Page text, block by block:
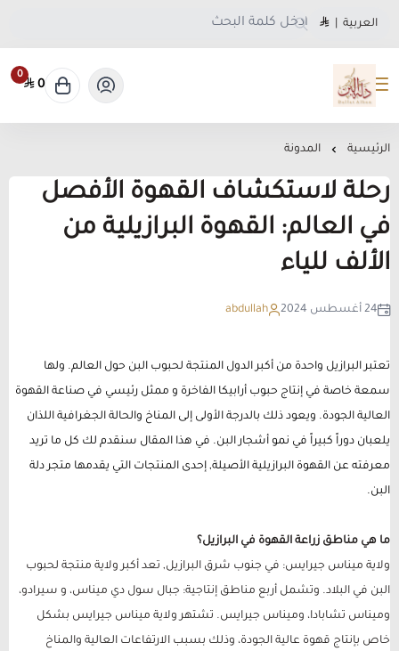
العربية
متجر دلة البن
0
0
الرئيسية المدونة
رحلة لاستكشاف القهوة الأفصل
في العالم: القهوة البرازيلية من
الألف للياء
24 أغسطس 2024 abdullah
تعتبر البرازيل واحدة من أكبر الدول المنتجة لحبوب البن حول العالم. ولها
سمعة خاصة في إنتاج حبوب أرابيكا الفاخرة و ممثل رئيسي في صناعة القهوة
العالية الجودة. ويعود ذلك بالدرجة الأولى إلى المناخ والحالة الجغرافية اللذان
يلعبان دوراً كبيراً في نمو أشجار البن. في هذا المقال سنقدم لك كل ما تريد
معرفته عن القهوة البرازيلية الأصيلة, إحدى المنتجات التي يقدمها متجر دلة
البن.
ما هي مناطق زراعة القهوة في البرازيل؟
ولاية ميناس جيرايس: في جنوب شرق البرازيل, تعد أكبر ولاية منتجة لحبوب
البن في البلاد. وتشمل أربع مناطق إنتاجية: جبال سول دي ميناس، و سيرادو،
وميناس تشابادا، وميناس جيرايس. تشتهر ولاية ميناس جيرايس بشكل
خاص بإنتاج قهوة عالية الجودة، وذلك بسبب الارتفاعات العالية والمناخ